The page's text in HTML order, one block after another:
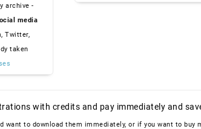
archive -
media
Twitter,
taken
with credits and pay immediately and
want to download them immediately, or if you want to buy